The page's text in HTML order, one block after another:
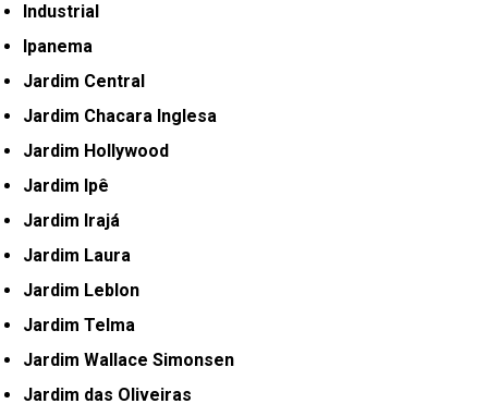
Industrial
Ipanema
Jardim Central
Jardim Chacara Inglesa
Jardim Hollywood
Jardim Ipê
Jardim Irajá
Jardim Laura
Jardim Leblon
Jardim Telma
Jardim Wallace Simonsen
Jardim das Oliveiras